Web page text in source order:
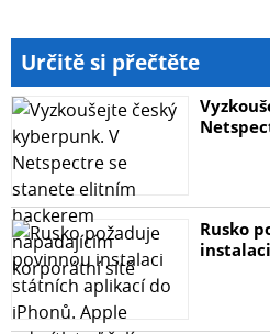
Určitě si přečtěte
Rusko